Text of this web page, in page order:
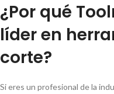
¿Por qué
lí­der en
corte?
Si eres un profesional de la